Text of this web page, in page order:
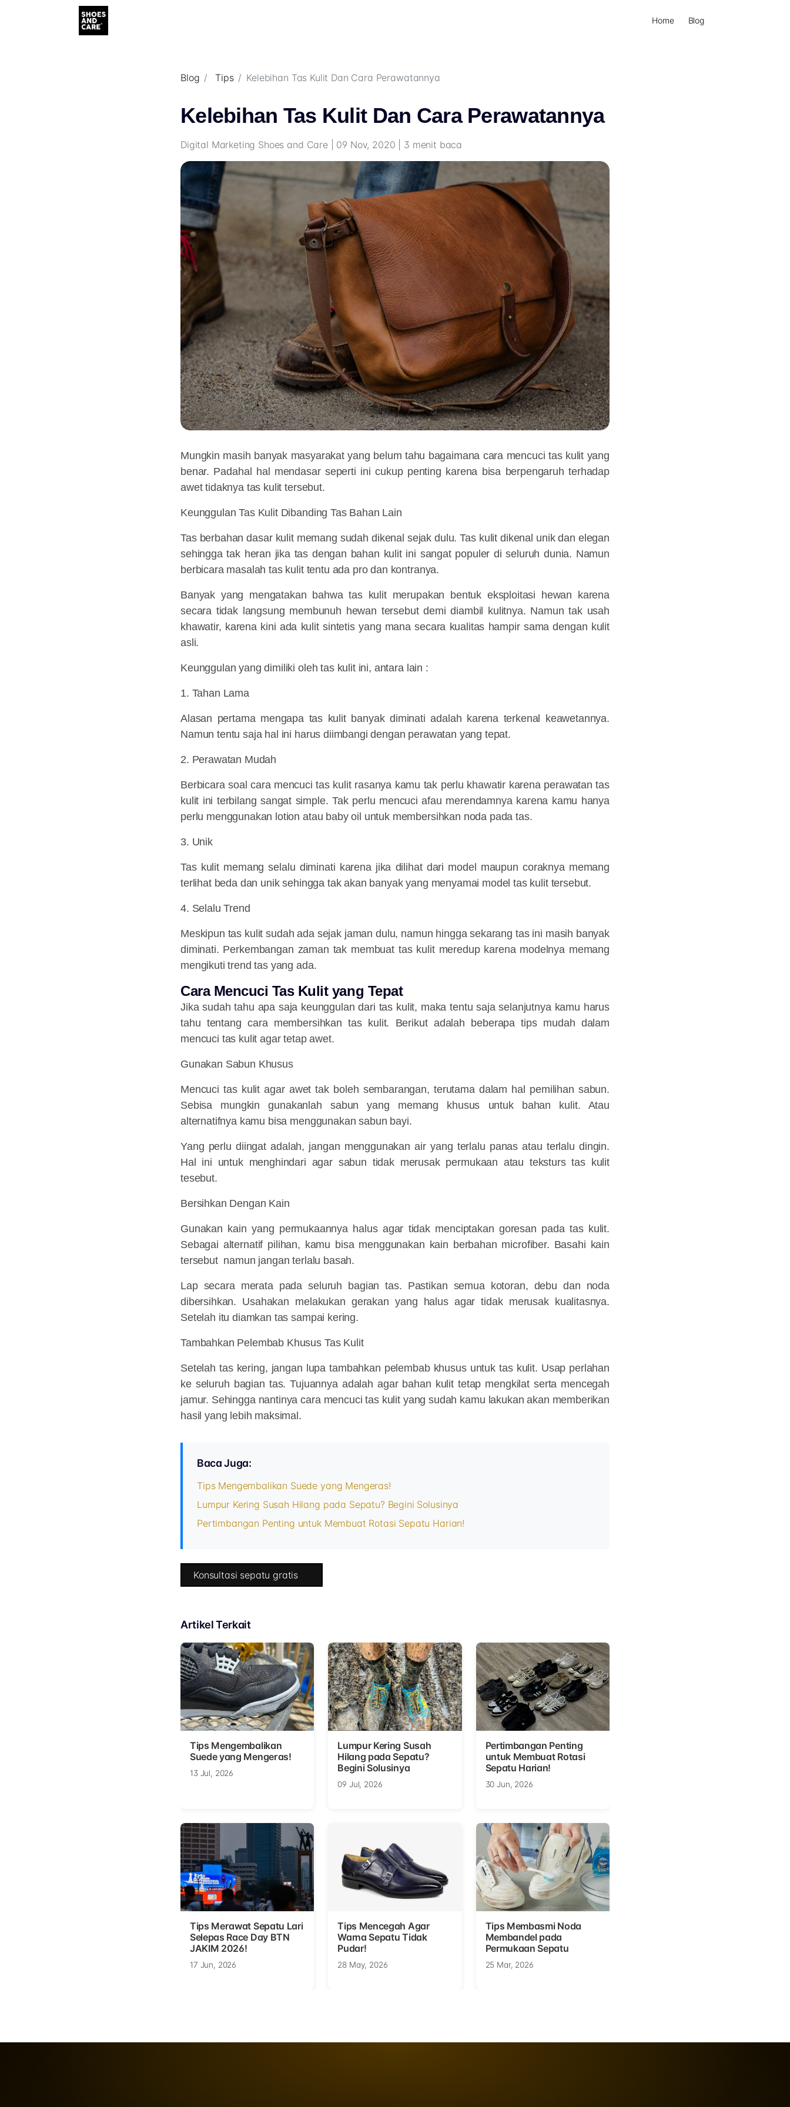
Home Blog
Blog Tips Kelebihan Tas Kulit Dan Cara Perawatannya
Kelebihan Tas Kulit Dan Cara Perawatannya
Digital Marketing Shoes and Care | 09 Nov, 2020 | 3 menit baca
Mungkin masih banyak masyarakat yang belum tahu bagaimana cara mencuci tas kulit yang
benar. Padahal hal mendasar seperti ini cukup penting karena bisa berpengaruh terhadap
awet tidaknya tas kulit tersebut.
Keunggulan Tas Kulit Dibanding Tas Bahan Lain
Tas berbahan dasar kulit memang sudah dikenal sejak dulu. Tas kulit dikenal unik dan elegan
sehingga tak heran jika tas dengan bahan kulit ini sangat populer di seluruh dunia. Namun
berbicara masalah tas kulit tentu ada pro dan kontranya.
Banyak yang mengatakan bahwa tas kulit merupakan bentuk eksploitasi hewan karena
secara tidak langsung membunuh hewan tersebut demi diambil kulitnya. Namun tak usah
khawatir, karena kini ada kulit sintetis yang mana secara kualitas hampir sama dengan kulit
asli.
Keunggulan yang dimiliki oleh tas kulit ini, antara lain :
1. Tahan Lama
Alasan pertama mengapa tas kulit banyak diminati adalah karena terkenal keawetannya.
Namun tentu saja hal ini harus diimbangi dengan perawatan yang tepat.
2. Perawatan Mudah
Berbicara soal cara mencuci tas kulit rasanya kamu tak perlu khawatir karena perawatan tas
kulit ini terbilang sangat simple. Tak perlu mencuci afau merendamnya karena kamu hanya
perlu menggunakan lotion atau baby oil untuk membersihkan noda pada tas.
3. Unik
Tas kulit memang selalu diminati karena jika dilihat dari model maupun coraknya memang
terlihat beda dan unik sehingga tak akan banyak yang menyamai model tas kulit tersebut.
4. Selalu Trend
Meskipun tas kulit sudah ada sejak jaman dulu, namun hingga sekarang tas ini masih banyak
diminati. Perkembangan zaman tak membuat tas kulit meredup karena modelnya memang
mengikuti trend tas yang ada.
Cara Mencuci Tas Kulit yang Tepat
Jika sudah tahu apa saja keunggulan dari tas kulit, maka tentu saja selanjutnya kamu harus
tahu tentangcara membersihkan tas kulit. Berikut adalah beberapa tips mudah dalam
mencuci tas kulit agar tetap awet.
Gunakan Sabun Khusus
Mencuci tas kulit agar awet tak boleh sembarangan, terutama dalam hal pemilihan sabun.
Sebisa mungkin gunakanlah sabun yang memang khusus untuk bahan kulit. Atau
alternatifnya kamu bisa menggunakan sabun bayi.
Yang perlu diingat adalah, jangan menggunakan air yang terlalu panas atau terlalu dingin.
Hal ini untuk menghindari agar sabun tidak merusak permukaan atau teksturs tas kulit
tesebut.
Bersihkan Dengan Kain
Gunakan kain yang permukaannya halus agar tidak menciptakan goresan pada tas kulit.
Sebagai alternatif pilihan, kamu bisa menggunakan kain berbahan microfiber. Basahi kain
tersebut namun jangan terlalu basah.
Lap secara merata pada seluruh bagian tas. Pastikan semua kotoran, debu dan noda
dibersihkan. Usahakan melakukan gerakan yang halus agar tidak merusak kualitasnya.
Setelah itu diamkan tas sampai kering.
Tambahkan Pelembab Khusus Tas Kulit
Setelah tas kering, jangan lupa tambahkan pelembab khusus untuk tas kulit. Usap perlahan
ke seluruh bagian tas. Tujuannya adalah agar bahan kulit tetap mengkilat serta mencegah
jamur. Sehingga nantinya cara mencuci tas kulit yang sudah kamu lakukan akan memberikan
hasil yang lebih maksimal.
Baca Juga:
Tips Mengembalikan Suede yang Mengeras!
Lumpur Kering Susah Hilang pada Sepatu? Begini Solusinya
Pertimbangan Penting untuk Membuat Rotasi Sepatu Harian!
Konsultasi sepatu gratis
Artikel Terkait
Tips Mengembalikan
Suede yang Mengeras!
13 Jul, 2026
Lumpur Kering Susah
Hilang pada Sepatu?
Begini Solusinya
09 Jul, 2026
Pertimbangan Penting
untuk Membuat Rotasi
Sepatu Harian!
30 Jun, 2026
Tips Merawat Sepatu Lari
Selepas Race Day BTN
JAKIM 2026!
17 Jun, 2026
Tips Mencegah Agar
Warna Sepatu Tidak
Pudar!
28 May, 2026
Tips Membasmi Noda
Membandel pada
Permukaan Sepatu
25 Mar, 2026